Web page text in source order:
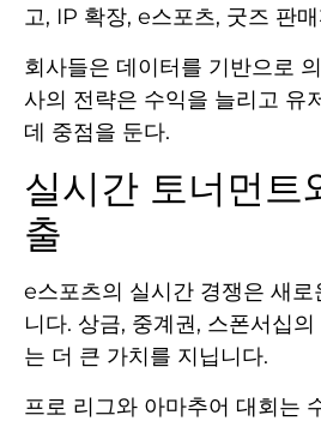
고, IP 확장, e스포츠, 굿즈 판
회사들은 데이터를 기반으로
사의 전략은 수익을 늘리고 유
데 중점을 둔다.
실시간 토너먼트
출
e스포츠의 실시간 경쟁은 새
니다. 상금, 중계권, 스폰서십
는 더 큰 가치를 지닙니다.
프로 리그와 아마추어 대회는